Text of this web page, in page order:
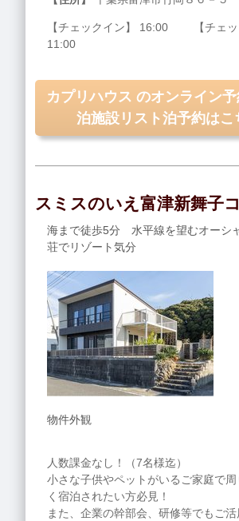
【チェックイン】 16:00 【チェッ
11:00
カプリハウス のオンライン
泊施設リスト泊予約はこ
スミスのいえ富津新舞子
海まで徒歩5分 水平線を望むオーシ
荘でリゾート気分
物件外観
人数課金なし！（7名様迄）
小さな子供やペットがいるご家庭で
く宿泊されたい方必見！
また、企業の幹部会、研修等でもご活